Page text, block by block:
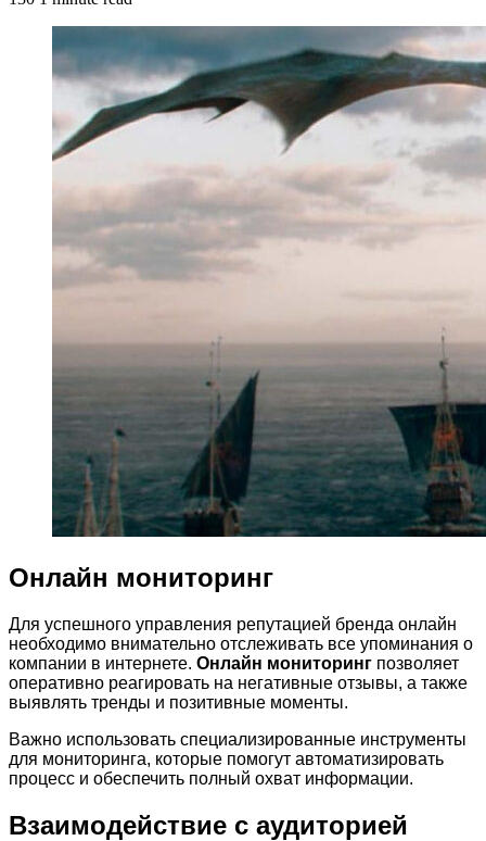
Онлайн мониторинг
Для успешного управления репутацией бренда онлайн
необходимо внимательно отслеживать все упоминания о
компании в интернете. Онлайн мониторинг позволяет
оперативно реагировать на негативные отзывы, а также
выявлять тренды и позитивные моменты.
Важно использовать специализированные инструменты
для мониторинга, которые помогут автоматизировать
процесс и обеспечить полный охват информации.
Взаимодействие с аудиторией